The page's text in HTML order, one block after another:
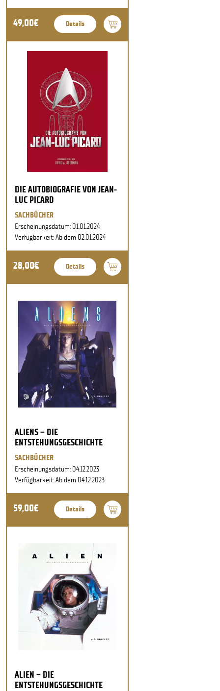
49,00€ Details
DIE AUTOBIOGRAFIE VON JEAN-
LUC PICARD
SACHBÜCHER
Erscheinungsdatum: 01.01.2024
Verfügbarkeit: Ab dem 02.01.2024
28,00€ Details
ALIENS – DIE
ENTSTEHUNGSGESCHICHTE
SACHBÜCHER
Erscheinungsdatum: 04.12.2023
Verfügbarkeit: Ab dem 04.12.2023
59,00€ Details
ALIEN – DIE
ENTSTEHUNGSGESCHICHTE